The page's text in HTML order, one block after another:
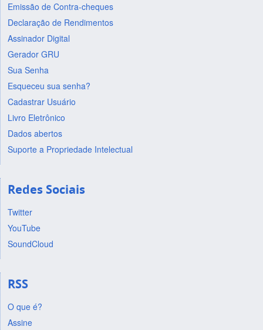
Emissão de Contra-cheques
Declaração de Rendimentos
Assinador Digital
Gerador GRU
Sua Senha
Esqueceu sua senha?
Cadastrar Usuário
Livro Eletrônico
Dados abertos
Suporte a Propriedade Intelectual
Redes Sociais
Twitter
YouTube
SoundCloud
RSS
O que é?
Assine